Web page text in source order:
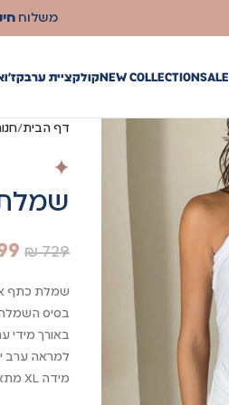
SALE
NEW COLLECTIONקולקציית ערב
דף הבית
שמלת
₪729
שמלת כתף
בסיס
באורך מידי
למראה ערב
מידה XL מתאים עד מידה 42.